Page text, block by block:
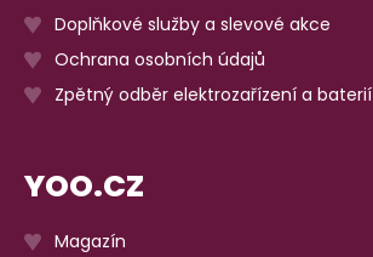
Doplňkové služby a slevové akce
Ochrana osobních údajů
Zpětný odběr elektrozařízení a baterií
YOO.CZ
Magazín